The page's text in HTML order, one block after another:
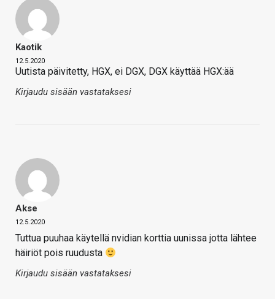
Kaotik
12.5.2020
Uutista päivitetty, HGX, ei DGX, DGX käyttää HGX:ää
Kirjaudu sisään vastataksesi
Akse
12.5.2020
Tuttua puuhaa käytellä nvidian korttia uunissa jotta lähtee
häiriöt pois ruudusta
Kirjaudu sisään vastataksesi